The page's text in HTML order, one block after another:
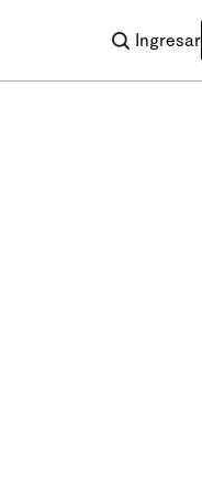
Ingresar